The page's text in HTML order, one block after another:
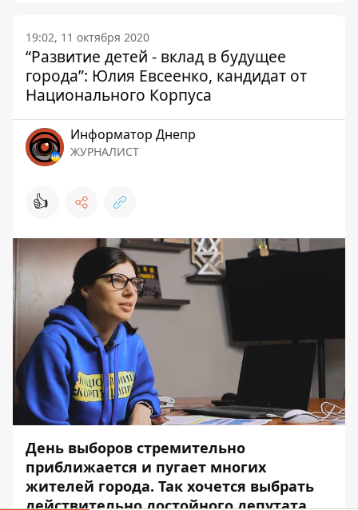
19:02, 11 октября 2020
“Развитие детей - вклад в будущее
города”: Юлия Евсеенко, кандидат от
Национального Корпуса
Информатор Днепр
ЖУРНАЛИСТ
👍
День выборов стремительно
приближается и пугает многих
жителей города. Так хочется выбрать
действительно достойного депутата,